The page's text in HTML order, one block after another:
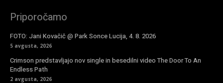
Priporočamo
FOTO: Jani Kovačič @ Park Sonce Lucija, 4. 8. 2026
5 avgusta, 2026
Crimson predstavljajo nov single in besedilni video The Door To An
Endless Path
2 avgusta, 2026